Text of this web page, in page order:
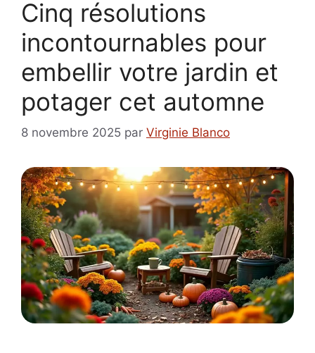
Cinq résolutions
incontournables pour
embellir votre jardin et
potager cet automne
8 novembre 2025 par Virginie Blanco